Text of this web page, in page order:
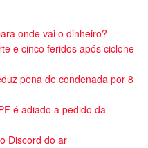
onde vai o dinheiro?
e cinco feridos após ciclone
pena de condenada por 8
é adiado a pedido da
Discord do ar